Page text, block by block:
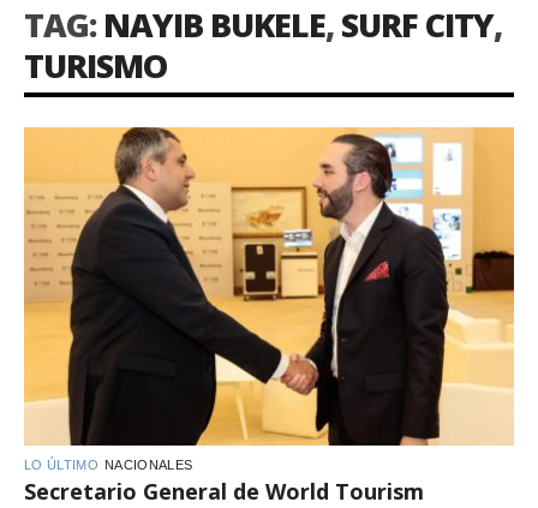
TAG:NAYIB BUKELE,SURF CITY,
TURISMO
LO ÚLTIMO NACIONALES
Secretario General de World Tourism